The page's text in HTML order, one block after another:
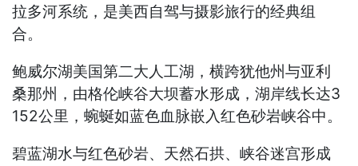
拉多河系统，是美西自驾与摄影旅行的经典组
合。
鲍威尔湖美国‌第二大人工湖‌，横跨犹他州与亚利
桑那州，由格伦峡谷大坝蓄水形成，湖岸线长达‌3
152公里‌，蜿蜒如蓝色血脉嵌入红色砂岩峡谷中。
碧蓝湖水与‌红色砂岩、天然石拱、峡谷迷宫‌形成